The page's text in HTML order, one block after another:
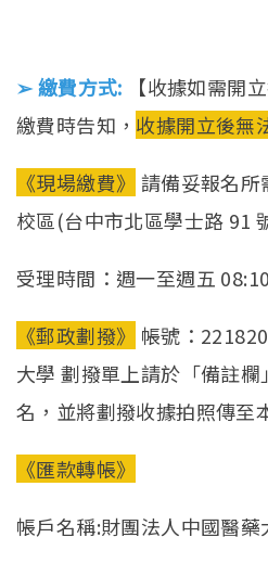
➢ 繳費方式:
【收據如需開
繳費時告知， 收據開立後無
《現場繳費》 請備妥報名所
校區(台中市北區學士路 91
受理時間：週一至週五
《郵政劃撥》 帳號：
大學 劃撥單上請於「備註
名，並將劃撥收據拍照傳至
《匯款轉帳》
帳戶名稱:財團法人中國醫藥